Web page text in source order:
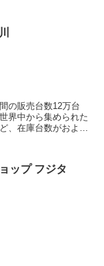
の販売台数12万台
界中から集められた
、在庫台数がおよそ
ップ フジタ